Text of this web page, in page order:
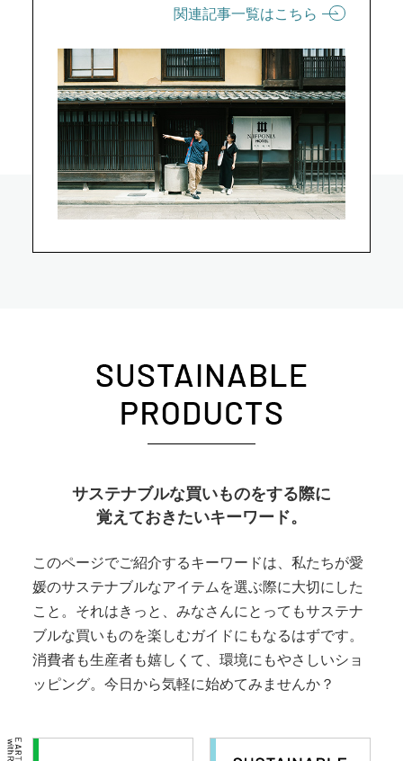
関連記事一覧はこちら
サステナブルな買いものをする際に
覚えておきたいキーワード。
このページでご紹介するキーワードは、私たちが愛
媛のサステナブルなアイテムを選ぶ際に大切にした
こと。それはきっと、みなさんにとってもサステナ
ブルな買いものを楽しむガイドにもなるはずです。
消費者も生産者も嬉しくて、環境にもやさしいショ
ッピング。今日から気軽に始めてみませんか？